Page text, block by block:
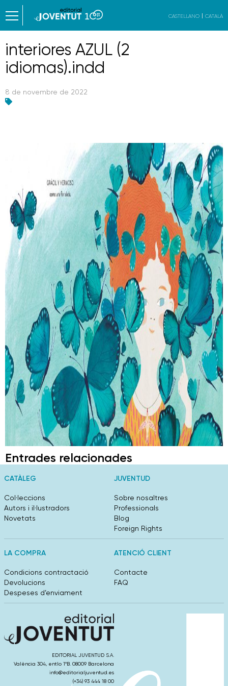
CASTELLANO CATALÀ
interiores AZUL (2
idiomas).indd
8 de novembre de 2022
Entrades relacionades
CATÀLEG
Col·leccions
Autors i il·lustradors
Novetats
JUVENTUD
Sobre nosaltres
Professionals
Blog
Foreign Rights
LA COMPRA
Condicions contractació
Devolucions
Despeses d’enviament
ATENCIÓ CLIENT
Contacte
FAQ
EDITORIAL JUVENTUD S.A.
València 304, entlo 1ºB. 08009 Barcelona
info@editorialjuventud.es
(+34) 93 444 18 00